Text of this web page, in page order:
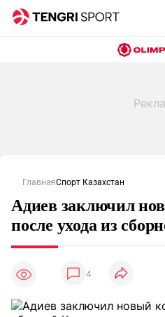
ГлавнаяСпорт Казахстан
Адиев заключил
после ухода из
4